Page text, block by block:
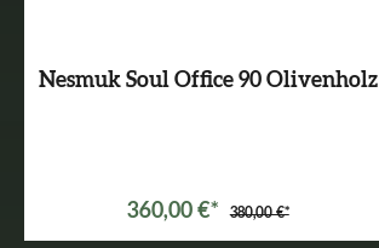
Nesmuk Soul Office 90 Olivenholz
360,00 €* 380,00 €*